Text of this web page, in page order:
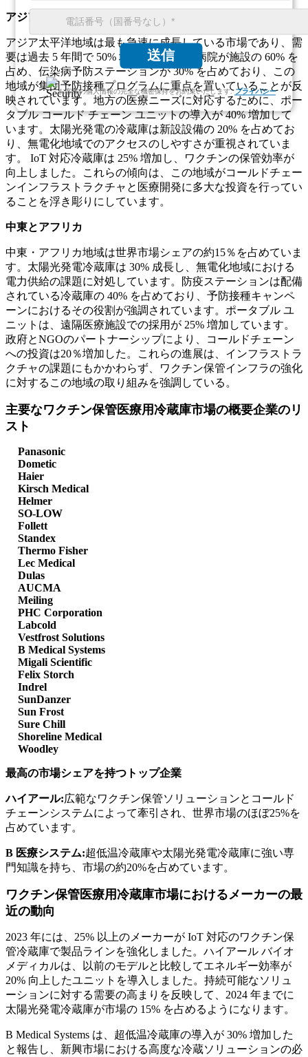
送信
お客様の個人情報の完全な機密保持をお約束いたします.プライバシー
アジア太平洋地域
アジア太平洋地域は最も急速に成長している市場であり、需
要は過去 5 年間で 50% 増加しました。病院が施設の 60% を
占め、伝染病予防ステーションが 30% を占めており、この
地域が集団予防接種プログラムに重点を置いていることが反
映されています。地方の医療ニーズに対応するために、ポー
タブル コールド チェーン ユニットの導入が 40% 増加して
います。太陽光発電の冷蔵庫は新設設備の 20% を占めてお
り、無電化地域でのアクセスのしやすさが重視されていま
す。 IoT 対応冷蔵庫は 25% 増加し、ワクチンの保管効率が
向上しました。これらの傾向は、この地域がコールドチェー
ンインフラストラクチャと医療開発に多大な投資を行ってい
ることを浮き彫りにしています。
中東とアフリカ
中東・アフリカ地域は世界市場シェアの約15％を占めていま
す。太陽光発電冷蔵庫は 30% 成長し、無電化地域における
電力供給の課題に対処しています。防疫ステーションは配備
されている冷蔵庫の 40% を占めており、予防接種キャンペ
ーンにおけるその役割が強調されています。ポータブル ユ
ニットは、遠隔医療施設での採用が 25% 増加しています。
政府とNGOのパートナーシップにより、コールドチェーン
への投資は20％増加した。これらの進展は、インフラストラ
クチャの課題にもかかわらず、ワクチン保管インフラの強化
に対するこの地域の取り組みを強調している。
主要なワクチン保管医療用冷蔵庫市場の概要企業のリ
スト
Panasonic
Dometic
Haier
Kirsch Medical
Helmer
SO-LOW
Follett
Standex
Thermo Fisher
Lec Medical
Dulas
AUCMA
Meiling
PHC Corporation
Labcold
Vestfrost Solutions
B Medical Systems
Migali Scientific
Felix Storch
Indrel
SunDanzer
Sun Frost
Sure Chill
Shoreline Medical
Woodley
最高の市場シェアを持つトップ企業
ハイアール:広範なワクチン保管ソリューションとコールド
チェーンシステムによって牽引され、世界市場のほぼ25%を
占めています。
B 医療システム:超低温冷蔵庫や太陽光発電冷蔵庫に強い専
門知識を持ち、市場の約20%を占めています。
ワクチン保管医療用冷蔵庫市場におけるメーカーの最
近の動向
2023 年には、25% 以上のメーカーが IoT 対応のワクチン保
管冷蔵庫で製品ラインを強化しました。ハイアール バイオ
メディカルは、以前のモデルと比較してエネルギー効率が
20% 向上したユニットを導入しました。持続可能なソリュ
ーションに対する需要の高まりを反映して、2024 年までに
太陽光発電冷蔵庫が市場の 15% を占めるようになります。
B Medical Systems は、超低温冷蔵庫の導入が 30% 増加した
と報告し、新興市場における高度な冷蔵ソリューションの必